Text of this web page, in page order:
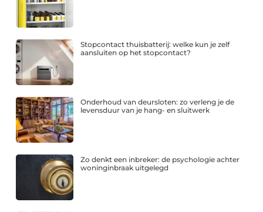
Stopcontact thuisbatterij: welke kun je zelf
aansluiten op het stopcontact?
Onderhoud van deursloten: zo verleng je de
levensduur van je hang- en sluitwerk
Zo denkt een inbreker: de psychologie achter
woninginbraak uitgelegd